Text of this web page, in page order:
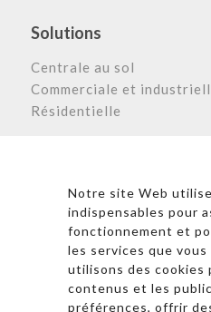
Notre site Web
indispensables pour
fonctionnement et
les services que
utilisons des cookies
contenus et les
préférences, offrir
Solutions
Centrale au sol
Commerciale et
Résidentielle
* En cliquant sur « S’inscrire
confidentialité et les
d’Astronergy.